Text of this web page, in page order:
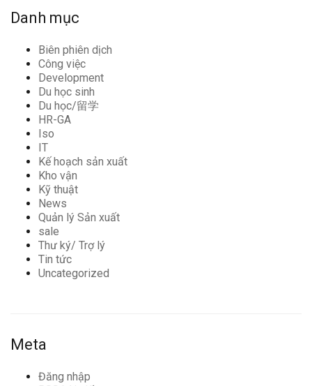
Danh mục
Biên phiên dịch
Công việc
Development
Du học sinh
Du học/留学
HR-GA
Iso
IT
Kế hoạch sản xuất
Kho vận
Kỹ thuật
News
Quản lý Sản xuất
sale
Thư ký/ Trợ lý
Tin tức
Uncategorized
Meta
Đăng nhập